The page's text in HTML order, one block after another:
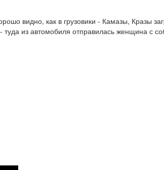
видно, как в грузовики - Камазы, Кразы
из автомобиля отправилась женщина с